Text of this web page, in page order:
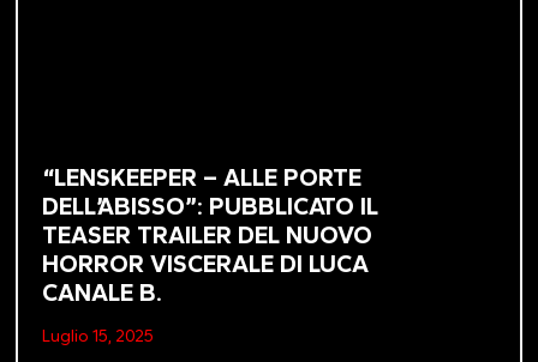
“LENSKEEPER – ALLE PORTE
DELL’ABISSO”: PUBBLICATO IL
TEASER TRAILER DEL NUOVO
HORROR VISCERALE DI LUCA
CANALE B.
Luglio 15, 2025